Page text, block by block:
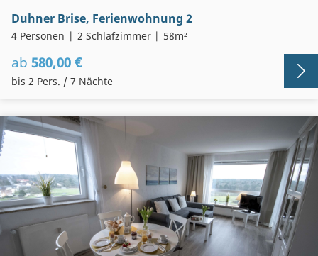
Duhner Brise, Ferienwohnung 2
4 Personen 2 Schlafzimmer 58m²
ab 580,00 €
bis 2 Pers. / 7 Nächte